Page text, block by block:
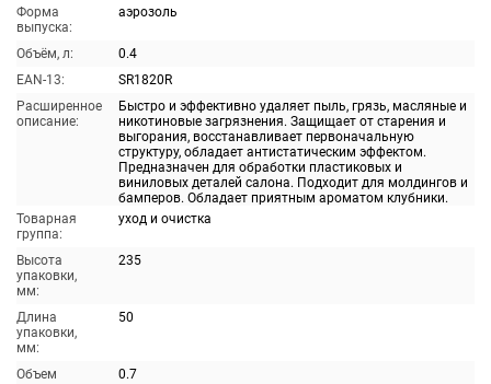
Форма
выпуска:
аэрозоль
Объём, л:
0.4
EAN-13:
SR1820R
Расширенное
описание:
Быстро и эффективно удаляет пыль, грязь, масляные и
никотиновые загрязнения. Защищает от старения и
выгорания, восстанавливает первоначальную
структуру, обладает антистатическим эффектом.
Предназначен для обработки пластиковых и
виниловых деталей салона. Подходит для молдингов и
бамперов. Обладает приятным ароматом клубники.
Товарная
группа:
уход и очистка
Высота
упаковки,
мм:
235
Длина
упаковки,
мм:
50
Объем
0.7